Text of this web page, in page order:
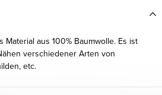
aus 100% Baumwolle. Es ist
verschiedener Arten von
etc.